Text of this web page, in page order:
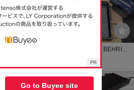
【手渡しのみ】BEHRING
SK MX8000A パワーサプ
ライ 400w SKB ミキサー
ハードケース 3点セット
79,800円
料 本日終了
Go to Buyee site